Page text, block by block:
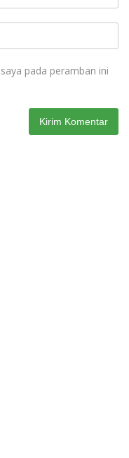
pada peramban ini